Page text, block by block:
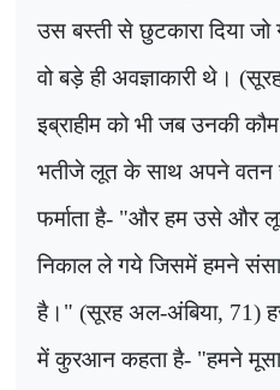
उस बस्ती से छुटकारा दिया जो
वो बड़े ही अवज्ञाकारी थे।
इब्राहीम को भी जब उनकी
भतीजे लूत के साथ अपने
फर्माता है- "और हम उसे और
निकाल ले गये जिसमें हमने
है।" (सूरह अल-अंबिया, 71)
में कुरआन कहता है- "हमने मूसा